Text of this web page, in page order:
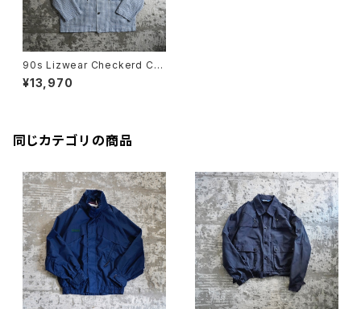
90s Lizwear Checkerd Ch
ore Jacket
¥13,970
同じカテゴリの商品